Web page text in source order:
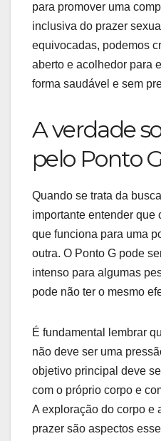
para promover uma
inclusiva do prazer
equivocadas, podemos
aberto e acolhedor para
forma saudável e sem
A verdade
pelo Ponto
Quando se trata da
importante entender que
que funciona para uma
outra. O Ponto G pode
intenso para algumas
pode não ter o mesmo
É fundamental lembrar
não deve ser uma
objetivo principal deve
com o próprio corpo e
A exploração do corpo e
prazer são aspectos